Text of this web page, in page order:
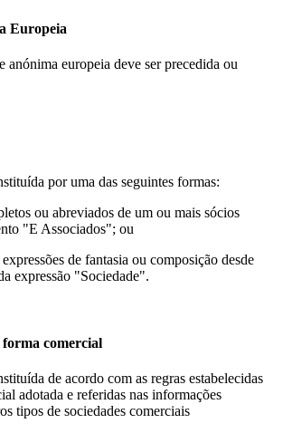
Europeia
anónima europeia deve ser precedida ou
por uma das seguintes formas:
ou abreviados de um ou mais sócios
"E Associados"; ou
de fantasia ou composição desde
expressão "Sociedade".
forma comercial
de acordo com as regras estabelecidas
adotada e referidas nas informações
tipos de sociedades comerciais